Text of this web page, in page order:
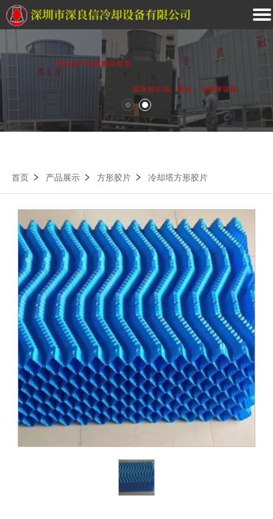
首页 产品展示 方形胶片 冷却塔方形胶片